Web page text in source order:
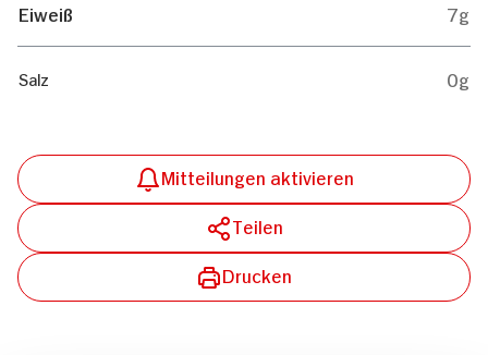
Eiweiß 7g
Salz 0g
Mitteilungen aktivieren
Teilen
Drucken